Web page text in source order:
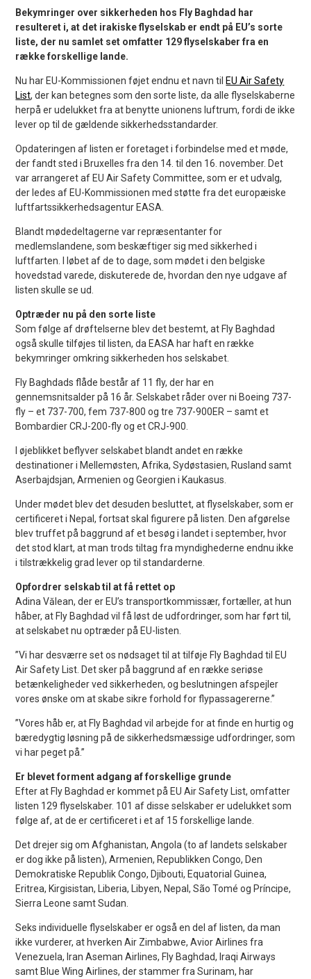
Bekymringer over sikkerheden hos Fly Baghdad har
resulteret i, at det irakiske flyselskab er endt på EU’s sorte
liste, der nu samlet set omfatter 129 flyselskaber fra en
række forskellige lande.
Nu har EU-Kommissionen føjet endnu et navn til EU Air Safety
List, der kan betegnes som den sorte liste, da alle flyselskaberne
herpå er udelukket fra at benytte unionens luftrum, fordi de ikke
lever op til de gældende sikkerhedsstandarder.
Opdateringen af listen er foretaget i forbindelse med et møde,
der fandt sted i Bruxelles fra den 14. til den 16. november. Det
var arrangeret af EU Air Safety Committee, som er et udvalg,
der ledes af EU-Kommissionen med støtte fra det europæiske
luftfartssikkerhedsagentur EASA.
Blandt mødedeltagerne var repræsentanter for
medlemslandene, som beskæftiger sig med sikkerhed i
luftfarten. I løbet af de to dage, som mødet i den belgiske
hovedstad varede, diskuterede de, hvordan den nye udgave af
listen skulle se ud.
Optræder nu på den sorte liste
Som følge af drøftelserne blev det bestemt, at Fly Baghdad
også skulle tilføjes til listen, da EASA har haft en række
bekymringer omkring sikkerheden hos selskabet.
Fly Baghdads flåde består af 11 fly, der har en
gennemsnitsalder på 16 år. Selskabet råder over ni Boeing 737-
fly – et 737-700, fem 737-800 og tre 737-900ER – samt et
Bombardier CRJ-200-fly og et CRJ-900.
I øjeblikket beflyver selskabet blandt andet en række
destinationer i Mellemøsten, Afrika, Sydøstasien, Rusland samt
Aserbajdsjan, Armenien og Georgien i Kaukasus.
Under mødet blev det desuden besluttet, at flyselskaber, som er
certificeret i Nepal, fortsat skal figurere på listen. Den afgørelse
blev truffet på baggrund af et besøg i landet i september, hvor
det stod klart, at man trods tiltag fra myndighederne endnu ikke
i tilstrækkelig grad lever op til standarderne.
Opfordrer selskab til at få rettet op
Adina Vălean, der er EU’s transportkommissær, fortæller, at hun
håber, at Fly Baghdad vil få løst de udfordringer, som har ført til,
at selskabet nu optræder på EU-listen.
”Vi har desværre set os nødsaget til at tilføje Fly Baghdad til EU
Air Safety List. Det sker på baggrund af en række seriøse
betænkeligheder ved sikkerheden, og beslutningen afspejler
vores ønske om at skabe sikre forhold for flypassagererne.”
”Vores håb er, at Fly Baghdad vil arbejde for at finde en hurtig og
bæredygtig løsning på de sikkerhedsmæssige udfordringer, som
vi har peget på.”
Er blevet forment adgang af forskellige grunde
Efter at Fly Baghdad er kommet på EU Air Safety List, omfatter
listen 129 flyselskaber. 101 af disse selskaber er udelukket som
følge af, at de er certificeret i et af 15 forskellige lande.
Det drejer sig om Afghanistan, Angola (to af landets selskaber
er dog ikke på listen), Armenien, Republikken Congo, Den
Demokratiske Republik Congo, Djibouti, Equatorial Guinea,
Eritrea, Kirgisistan, Liberia, Libyen, Nepal, São Tomé og Príncipe,
Sierra Leone samt Sudan.
Seks individuelle flyselskaber er også en del af listen, da man
ikke vurderer, at hverken Air Zimbabwe, Avior Airlines fra
Venezuela, Iran Aseman Airlines, Fly Baghdad, Iraqi Airways
samt Blue Wing Airlines, der stammer fra Surinam, har